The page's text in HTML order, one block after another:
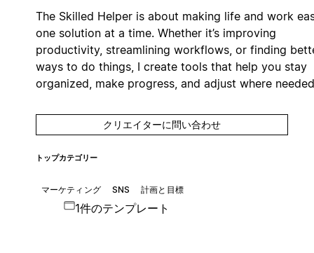
The Skilled Helper is about making life and work
one solution at a time. Whether it’s improving
productivity, streamlining workflows, or finding
ways to do things, I create tools that help you stay
organized, make progress, and adjust where
クリエイターに問い合わせ
トップカテゴリー
マーケティング SNS 計画と目標
1件のテンプレート